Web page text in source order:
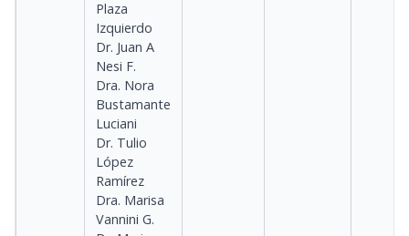
Plaza
Izquierdo
Dr. Juan A
Nesi F.
Dra. Nora
Bustamante
Luciani
Dr. Tulio
López
Ramírez
Dra. Marisa
Vannini G.